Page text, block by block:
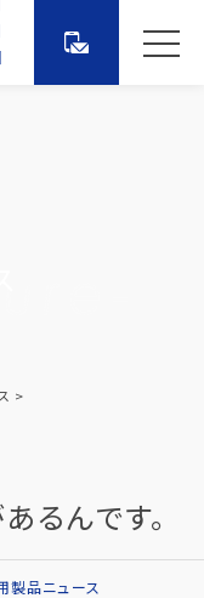
るんです。
製品ニュース